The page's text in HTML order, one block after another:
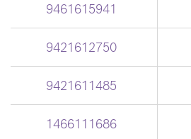
9461615941
9421612750
9421611485
1466111686